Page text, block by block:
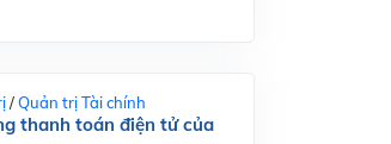
/Quản trị Tài chính
thanh toán điện tử của